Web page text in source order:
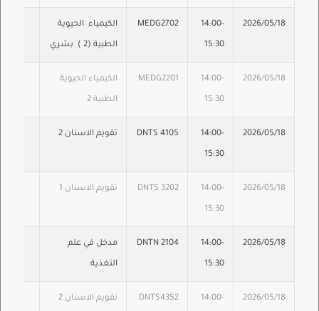
2026/05/18
14:00-
15:30
MEDG2702 الكيمياء الحيوية
الطبية (2 ) بشري
2026/05/18
14:00-
15:30
MEDG2201 الكيمياء الحيوية
الطبية 2
2026/05/18
14:00-
15:30
DNTS 4105 تقويم الاسنان 2
2026/05/18
14:00-
15:30
DNTS 3202 تقويم الاسنان 1
2026/05/18
14:00-
15:30
DNTN 2104 مدخل في علم
التغذية
2026/05/18
14:00-
DNTS4352 تقويم الاسنان 2